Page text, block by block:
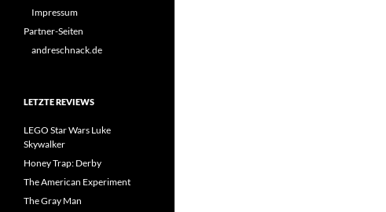
Impressum
Partner-Seiten
andreschnack.de
LETZTE REVIEWS
LEGO Star Wars Luke
Skywalker
Honey Trap: Derby
The American Experiment
The Gray Man